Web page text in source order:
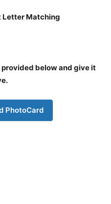
Letter Matching
below and give it
PhotoCard